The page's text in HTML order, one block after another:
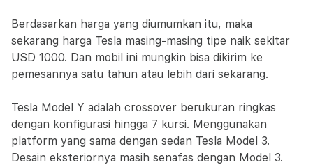
Berdasarkan harga yang diumumkan itu, maka
sekarang harga Tesla masing-masing tipe naik sekitar
USD 1000. Dan mobil ini mungkin bisa dikirim ke
pemesannya satu tahun atau lebih dari sekarang.
Tesla Model Y adalah crossover berukuran ringkas
dengan konfigurasi hingga 7 kursi. Menggunakan
platform yang sama dengan sedan Tesla Model 3.
Desain eksteriornya masih senafas dengan Model 3.